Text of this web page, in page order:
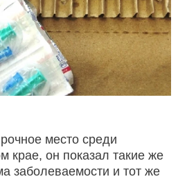
место среди
крае, он показал такие же
заболеваемости и тот же